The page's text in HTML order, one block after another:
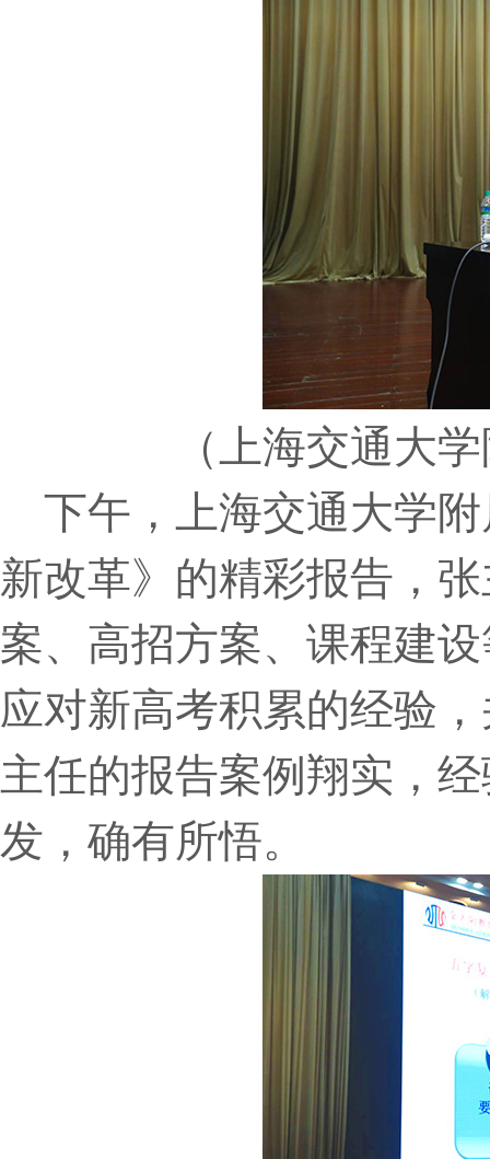
（上海交通大
下午，上海交通大学附
新改革》的精彩报告，
案、高招方案、课程建
应对新高考积累的经验
主任的报告案例翔实，
发，确有所悟。